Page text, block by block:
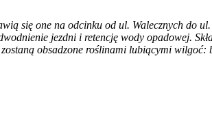
się one na odcinku od ul. Walecznych do
jezdni i retencję wody opadowej.
obsadzone roślinami lubiącymi